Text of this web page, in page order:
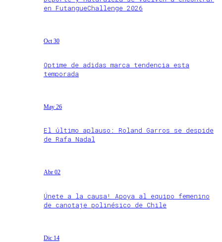
en FutangueChallenge 2026
Oct 30
Optime de adidas marca tendencia esta
temporada
May 26
El último aplauso: Roland Garros se despide
de Rafa Nadal
Abr 02
Únete a la causa! Apoya al equipo femenino
de canotaje polinésico de Chile
Dic 14